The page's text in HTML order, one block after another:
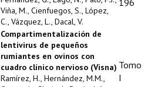
Viña, M., Cienfuegos, S., López,
C., Vázquez, L., Dacal, V.
196
Compartimentalización de
lentivirus de pequeños
rumiantes en ovinos con
cuadro clínico nervioso (Visna)
Ramírez, H., Hernández, M.M.,
Tomo
I